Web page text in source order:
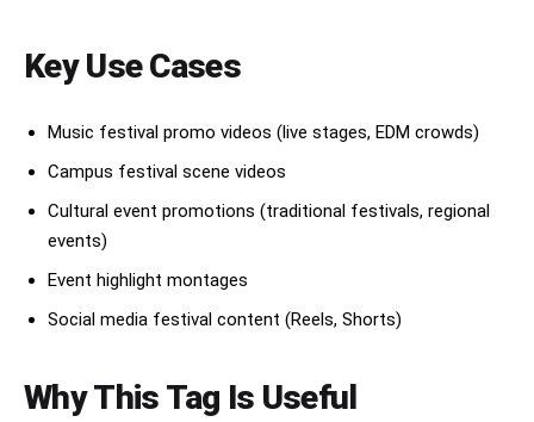
目の前には長い行列。
鉄板の熱気がリアルに伝わる。
### 【00:10〜00:12】
音楽のリズムに合わせた超高速カット。
* ソースを塗る
* 青のりを振る
Key Use Cases
Music festival promo videos (live stages, EDM crowds)
Campus festival scene videos
Cultural event promotions (traditional festivals, regional
events)
Event highlight montages
Social media festival content (Reels, Shorts)
Why This Tag Is Useful